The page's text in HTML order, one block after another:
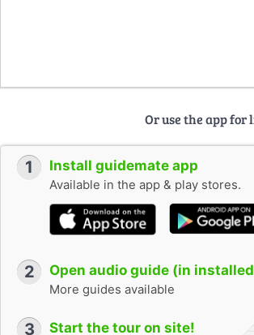
Or use the app
1 Install guidemate app
Available in the app & play stores.
2 Open audio guide (in
More guides available
3 Start the tour on site!